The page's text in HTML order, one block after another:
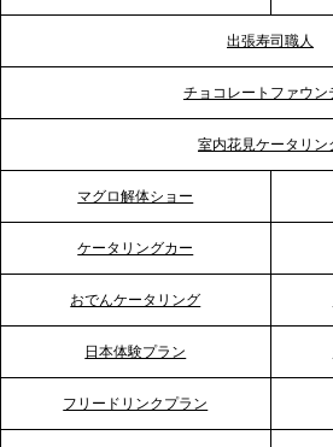
2026.5.12
プレスリリースのご案内｜ケータ
プレスリリースのご案内｜「温か
イッチに。新入社員研修で《食体
出張寿司職人
チョコレートファウン
室内花見ケータリン
マグロ解体ショー
ケータリングカー
おでんケータリング
日本体験プラン
フリードリンクプラン